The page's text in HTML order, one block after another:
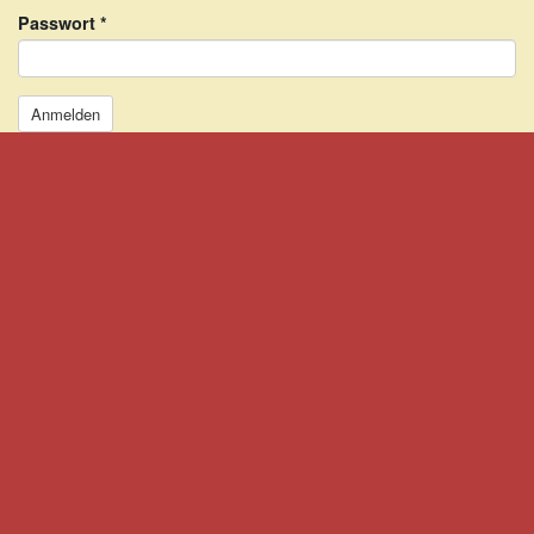
Passwort *
Anmelden